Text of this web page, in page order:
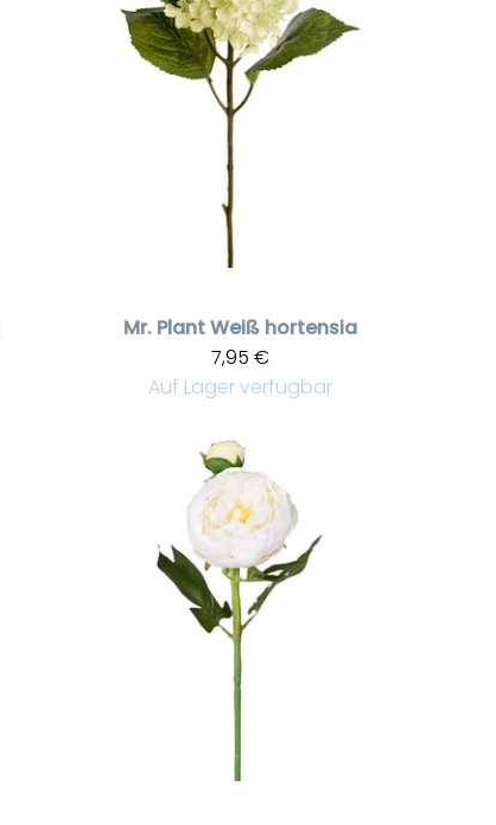
Mr. PlantWeiß hortensia
7,95 €
Auf Lager verfügbar